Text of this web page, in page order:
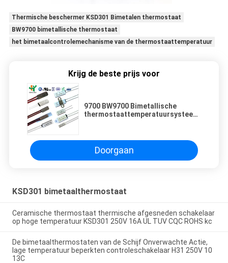
Thermische beschermer KSD301 Bimetalen thermostaat
BW9700 bimetallische thermostaat
het bimetaalcontrolemechanisme van de thermostaattemperatuur
Krijg de beste prijs voor
9700 BW9700 Bimetallische
thermostaattemperatuursysteem
Doorgaan
KSD301 bimetaalthermostaat
Ceramische thermostaat thermische afgesneden schakelaar
op hoge temperatuur KSD301 250V 16A UL TUV CQC ROHS kc
De bimetaalthermostaten van de Schijf Onverwachte Actie,
lage temperatuur beperkten controleschakelaar H31 250V 10
13C